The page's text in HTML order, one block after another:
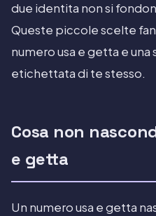
due identita non si
Queste piccole scelte
numero usa e getta e
etichettata di te stesso.
Cosa non
e getta
Un numero usa e getta